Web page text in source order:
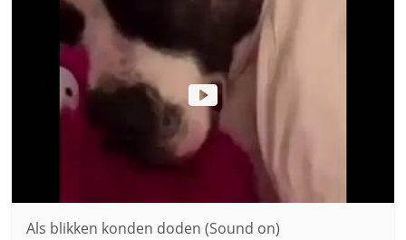
Als blikken konden doden (Sound on)